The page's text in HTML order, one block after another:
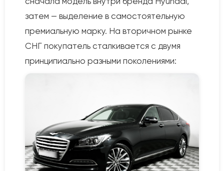
затем — выделение в самостоятельную
премиальную марку. На вторичном рынке
СНГ покупатель сталкивается с двумя
принципиально разными поколениями: